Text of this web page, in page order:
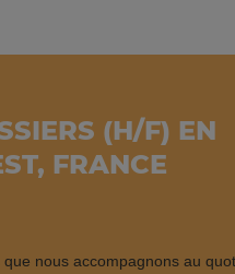
(H/F) EN
FRANCE
nous accompagnons au